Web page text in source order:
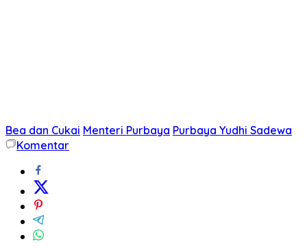
Bea dan Cukai Menteri Purbaya Purbaya Yudhi Sadewa
Komentar